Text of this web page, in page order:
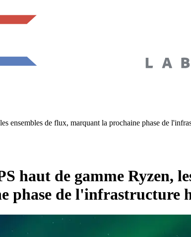
ensembles de flux, marquant la prochaine phase de
haut de gamme Ryzen,
phase de l'infrastructure